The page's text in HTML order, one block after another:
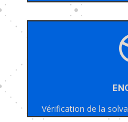
Vérification de la